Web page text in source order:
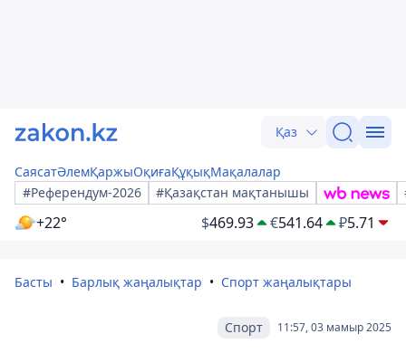
Қаз
СаясатӘлемҚаржыОқиғаҚұқықМақалалар
#Референдум-2026
#Қазақстан мақтанышы
+22° $469.93 €541.64 ₽5.71
Басты Барлық жаңалықтар Спорт жаңалықтары
11:57, 03 мамыр 2025
Спорт